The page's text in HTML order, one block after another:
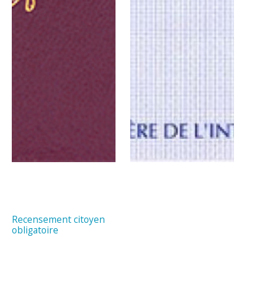
Recensement citoyen
obligatoire